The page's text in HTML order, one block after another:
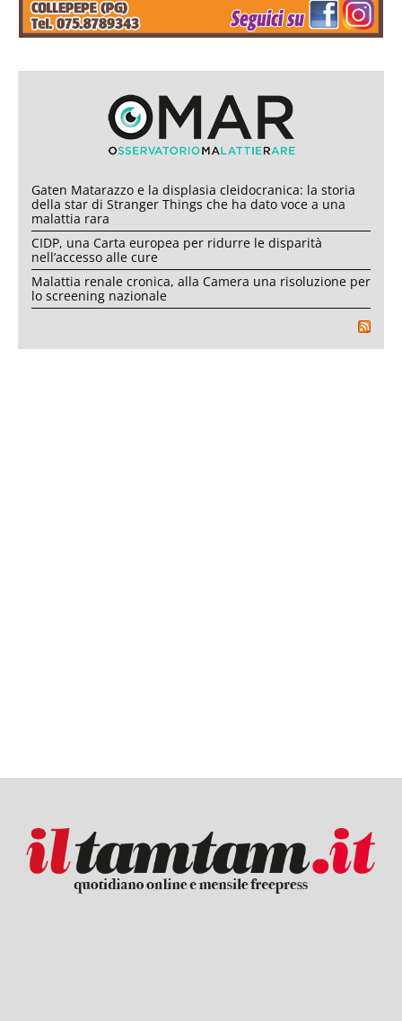
Gaten Matarazzo e la displasia cleidocranica: la storia
della star di Stranger Things che ha dato voce a una
malattia rara
CIDP, una Carta europea per ridurre le disparità
nell’accesso alle cure
Malattia renale cronica, alla Camera una risoluzione per
lo screening nazionale